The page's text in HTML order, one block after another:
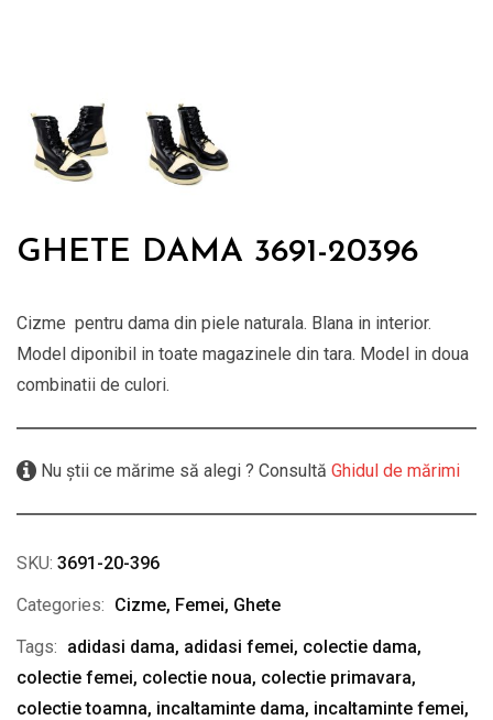
GHETE DAMA 3691-20396
Cizme pentru dama din piele naturala. Blana in interior.
Model diponibil in toate magazinele din tara. Model in doua
combinatii de culori.
Nu știi ce mărime să alegi ? Consultă Ghidul de mărimi
SKU: 3691-20-396
Categories: Cizme, Femei, Ghete
Tags: adidasi dama, adidasi femei, colectie dama,
colectie femei, colectie noua, colectie primavara,
colectie toamna, incaltaminte dama, incaltaminte femei,